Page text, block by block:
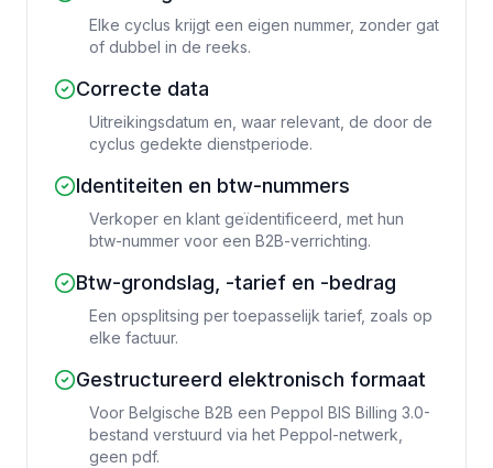
Elke cyclus krijgt een eigen nummer, zonder gat
of dubbel in de reeks.
Correcte data
Uitreikingsdatum en, waar relevant, de door de
cyclus gedekte dienstperiode.
Identiteiten en btw-nummers
Verkoper en klant geïdentificeerd, met hun
btw-nummer voor een B2B-verrichting.
Btw-grondslag, -tarief en -bedrag
Een opsplitsing per toepasselijk tarief, zoals op
elke factuur.
Gestructureerd elektronisch formaat
Voor Belgische B2B een Peppol BIS Billing 3.0-
bestand verstuurd via het Peppol-netwerk,
geen pdf.